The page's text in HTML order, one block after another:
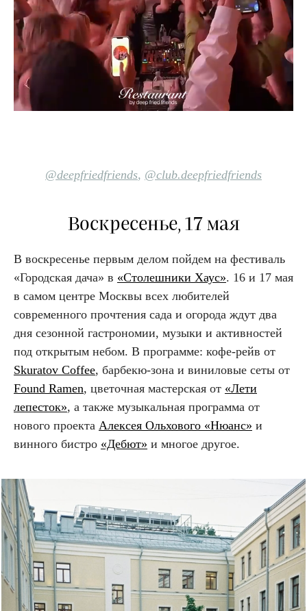
@deepfriedfriends, @club.deepfriedfriends
Воскресенье, 17 мая
В воскресенье первым делом пойдем на фестиваль
«Городская дача» в «Столешники Хаус». 16 и 17 мая
в самом центре Москвы всех любителей
современного прочтения сада и огорода ждут два
дня сезонной гастрономии, музыки и активностей
под открытым небом. В программе: кофе-рейв от
Skuratov Coffee, барбекю-зона и виниловые сеты от
Found Ramen, цветочная мастерская от «Лети
лепесток», а также музыкальная программа от
нового проекта Алексея Ольхового «Нюанс» и
винного бистро «Дебют» и многое другое.